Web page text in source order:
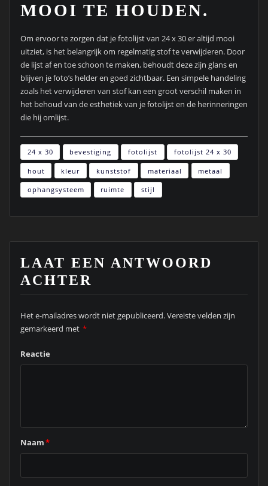
MOOI TE HOUDEN.
Om ervoor te zorgen dat je fotolijst van 24 x 30 er altijd mooi
uitziet, is het belangrijk om regelmatig stof te verwijderen. Door
de lijst af en toe schoon te maken, behoudt deze zijn glans en
blijven je foto’s helder en goed zichtbaar. Een simpele handeling
zoals het verwijderen van stof kan een groot verschil maken in
het behoud van de esthetiek van je fotolijst en de herinneringen
die hij omlijst.
24 x 30 bevestiging fotolijst fotolijst 24 x 30
hout kleur kunststof materiaal metaal
ophangsysteem ruimte stijl
LAAT EEN ANTWOORD
ACHTER
Het e-mailadres wordt niet gepubliceerd.Vereiste velden zijn
gemarkeerd met *
Reactie
Naam*